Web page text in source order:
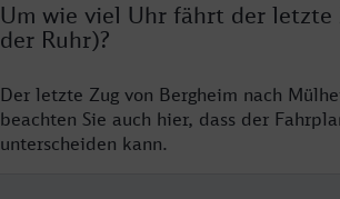
Um wie viel Uhr fährt der letzte
der Ruhr)?
Der letzte Zug von Bergheim nach
beachten Sie auch hier, dass der
unterscheiden kann.